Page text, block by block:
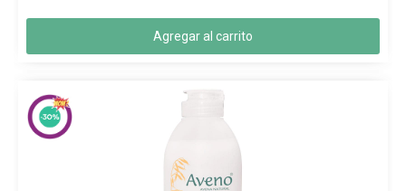
Agregar al carrito